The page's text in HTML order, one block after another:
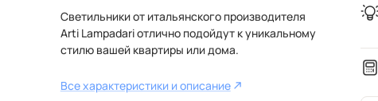
Светильники от итальянского производителя
Arti Lampadari отлично подойдут к уникальному
стилю вашей квартиры или дома.
Все характеристики и описание